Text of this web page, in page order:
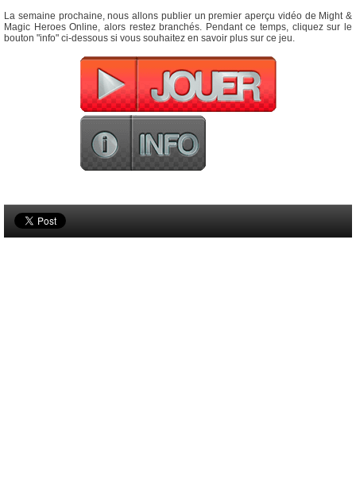
La semaine prochaine, nous allons publier un premier aperçu vidéo de Might &
Magic Heroes Online, alors restez branchés. Pendant ce temps, cliquez sur le
bouton "info" ci-dessous si vous souhaitez en savoir plus sur ce jeu.